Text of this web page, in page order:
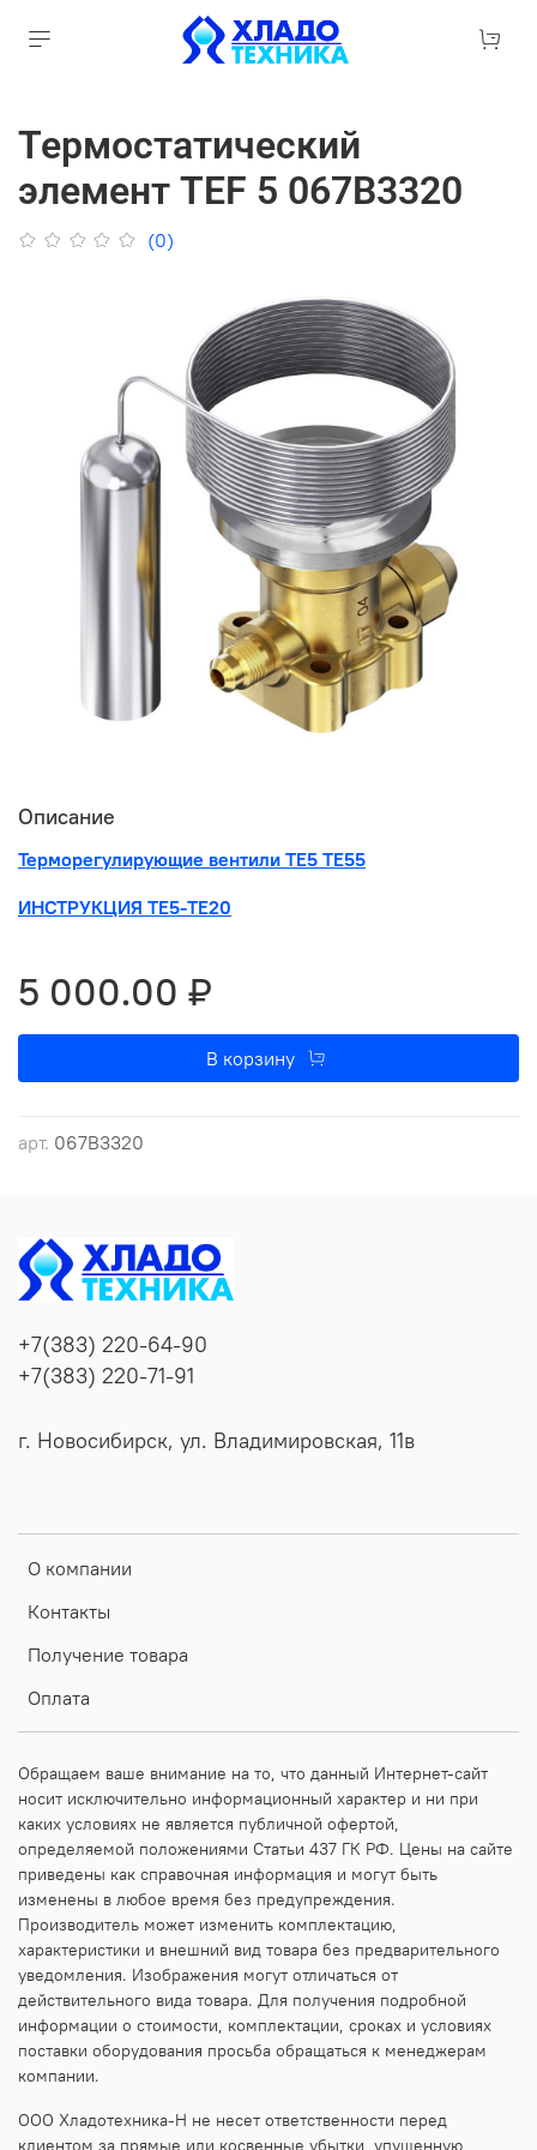
Термостатический
элемент TEF 5 067B3320
(0)
арт. 067B3320
Описание
Терморегулирующие вентили ТЕ5 ТЕ55
ИНСТРУКЦИЯ ТЕ5-ТЕ20
5 000.00 ₽
В корзину
О компании
Контакты
Получение товара
Оплата
+7(383) 220-64-90
+7(383) 220-71-91
г. Новосибирск, ул. Владимировская, 11в
Обращаем ваше внимание на то, что данный Интернет-сайт
носит исключительно информационный характер и ни при
каких условиях не является публичной офертой,
определяемой положениями Статьи 437 ГК РФ. Цены на сайте
приведены как справочная информация и могут быть
изменены в любое время без предупреждения.
Производитель может изменить комплектацию,
характеристики и внешний вид товара без предварительного
уведомления. Изображения могут отличаться от
действительного вида товара. Для получения подробной
информации о стоимости, комплектации, сроках и условиях
поставки оборудования просьба обращаться к менеджерам
компании.
ООО Хладотехника-Н не несет ответственности перед
клиентом за прямые или косвенные убытки, упущенную